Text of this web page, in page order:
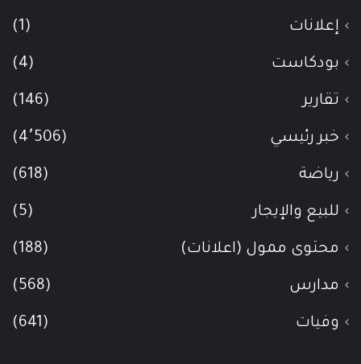
إعلانات (1)
بودكاست (4)
تقارير (146)
خبر رئيسي (4٬506)
رياضة (618)
للبيع والإيجار (5)
محتوى ممول (اعلانات) (188)
مدارس (568)
وفيات (641)